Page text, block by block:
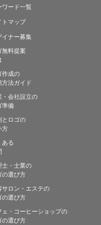
ワード一覧
トマップ
イナー募集
無料提案
作成の
方法ガイド
・会社設立の
準備
とロゴの
方
ある
士・士業の
の選び方
サロン・エステの
の選び方
ェ・コーヒーショップの
の選び方